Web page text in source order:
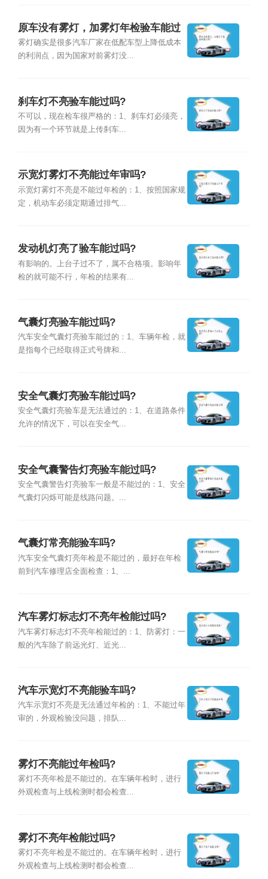
原车没有雾灯，加雾灯年检验车能过
吗？
雾灯确实是很多汽车厂家在低配车型上降低成本
的利润点，因为国家对前雾灯没...
刹车灯不亮验车能过吗?
不可以，现在检车很严格的：1、刹车灯必须亮，
因为有一个环节就是上传刹车...
示宽灯雾灯不亮能过年审吗?
示宽灯雾灯不亮是不能过年检的：1、按照国家规
定，机动车必须定期通过排气...
发动机灯亮了验车能过吗?
有影响的。上台子过不了，属不合格项。影响年
检的就可能不行，年检的结果有...
气囊灯亮验车能过吗?
汽车安全气囊灯亮验车能过的：1、车辆年检，就
是指每个已经取得正式号牌和...
安全气囊灯亮验车能过吗?
安全气囊灯亮验车是无法通过的：1、在道路条件
允许的情况下，可以在安全气...
安全气囊警告灯亮验车能过吗?
安全气囊警告灯亮验车一般是不能过的：1、安全
气囊灯闪烁可能是线路问题。...
气囊灯常亮能验车吗?
汽车安全气囊灯亮年检是不能过的，最好在年检
前到汽车修理店全面检查：1、...
汽车雾灯标志灯不亮年检能过吗?
汽车雾灯标志灯不亮年检能过的：1、防雾灯：一
般的汽车除了前远光灯、近光...
汽车示宽灯不亮能验车吗?
汽车示宽灯不亮是无法通过年检的：1、不能过年
审的，外观检验没问题，排队...
雾灯不亮能过年检吗?
雾灯不亮年检是不能过的。在车辆年检时，进行
外观检查与上线检测时都会检查...
雾灯不亮年检能过吗?
雾灯不亮年检是不能过的。在车辆年检时，进行
外观检查与上线检测时都会检查...